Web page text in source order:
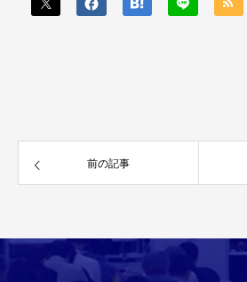
前の記事